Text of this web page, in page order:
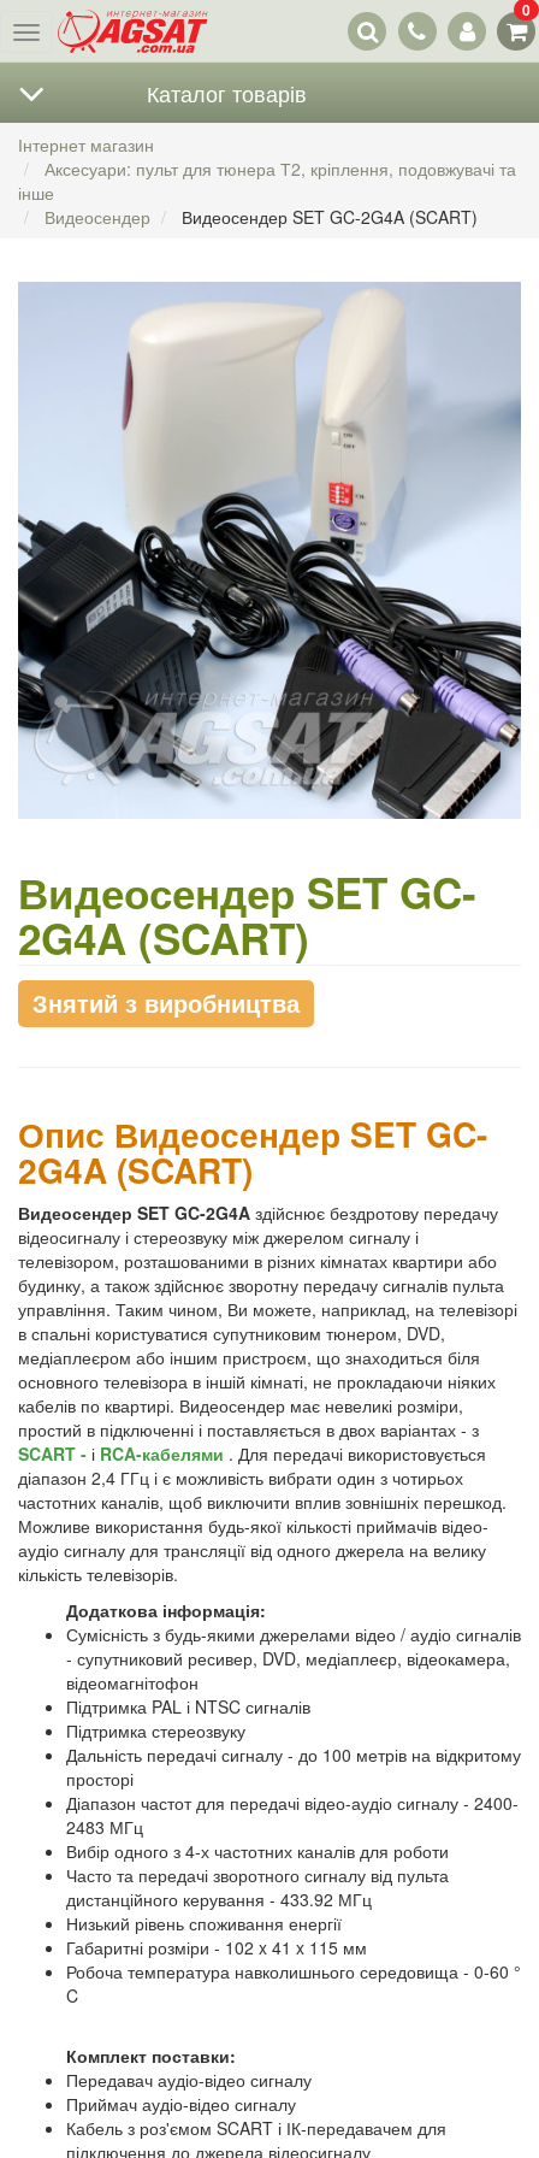
Меню
Наші
контакти
0
Каталог товарів
Інтернет магазин
Аксесуари: пульт для тюнера Т2, кріплення, подовжувачі та
інше
Видеосендер
Видеосендер SET GC-2G4A (SCART)
Видеосендер SET GC-
2G4A (SCART)
Знятий з виробництва
Опис Видеосендер SET GC-
2G4A (SCART)
Видеосендер SET GC-2G4A здійснює бездротову передачу
відеосигналу і стереозвуку між джерелом сигналу і
телевізором, розташованими в різних кімнатах квартири або
будинку, а також здійснює зворотну передачу сигналів пульта
управління. Таким чином, Ви можете, наприклад, на телевізорі
в спальні користуватися супутниковим тюнером, DVD,
медіаплеєром або іншим пристроєм, що знаходиться біля
основного телевізора в іншій кімнаті, не прокладаючи ніяких
кабелів по квартирі. Видеосендер має невеликі розміри,
простий в підключенні і поставляється в двох варіантах - з
SCART - і RCA-кабелями . Для передачі використовується
діапазон 2,4 ГГц і є можливість вибрати один з чотирьох
частотних каналів, щоб виключити вплив зовнішніх перешкод.
Можливе використання будь-якої кількості приймачів відео-
аудіо сигналу для трансляції від одного джерела на велику
кількість телевізорів.
Додаткова інформація:
Сумісність з будь-якими джерелами відео / аудіо сигналів
- супутниковий ресивер, DVD, медіаплеєр, відеокамера,
відеомагнітофон
Підтримка PAL і NTSC сигналів
Підтримка стереозвуку
Дальність передачі сигналу - до 100 метрів на відкритому
просторі
Діапазон частот для передачі відео-аудіо сигналу - 2400-
2483 МГц
Вибір одного з 4-х частотних каналів для роботи
Часто та передачі зворотного сигналу від пульта
дистанційного керування - 433.92 МГц
Низький рівень споживання енергії
Габаритні розміри - 102 x 41 x 115 мм
Робоча температура навколишнього середовища - 0-60 °
C
Комплект поставки:
Передавач аудіо-відео сигналу
Приймач аудіо-відео сигналу
Кабель з роз'ємом SCART і ІК-передавачем для
підключення до джерела відеосигналу